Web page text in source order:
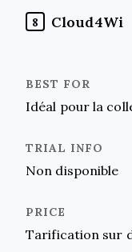
8 Cloud4Wi
Idéal pour la
Non disponible
Tarification sur